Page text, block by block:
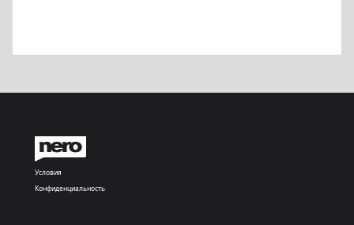
Условия
Конфиденциальность